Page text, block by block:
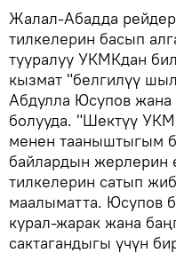
Жалал-Абадда
тилкелерин басып
тууралуу УКМКдан
кызмат "белгилүү
Абдулла Юсупов
болууда. "Шектүү
менен тааныштыгым
байлардын
тилкелерин сатып
маалыматта. Юсупов
курал-жарак жана
сактагандыгы үчүн